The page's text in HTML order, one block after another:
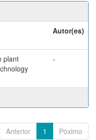
Autor(es)
plant
-
Anterior 1 Póximo